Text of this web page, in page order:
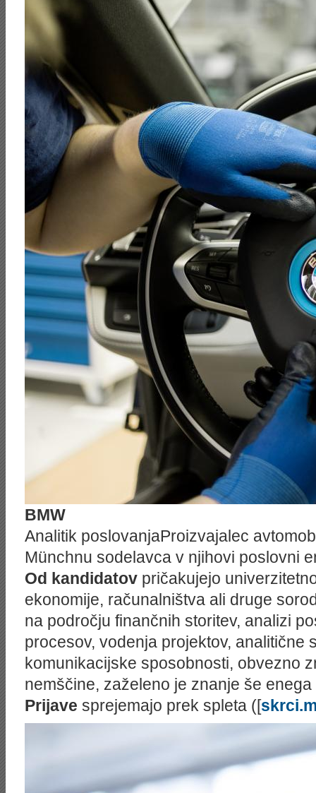
BMW
Analitik poslovanjaProizvajalec
Münchnu sodelavca v njihovi poslovni
Od kandidatov pričakujejo
ekonomije, računalništva ali druge
na področju finančnih storitev, analizi
procesov, vodenja projektov, analitične
komunikacijske sposobnosti, obvezno
nemščine, zaželeno je znanje še
Prijave sprejemajo prek spleta ([